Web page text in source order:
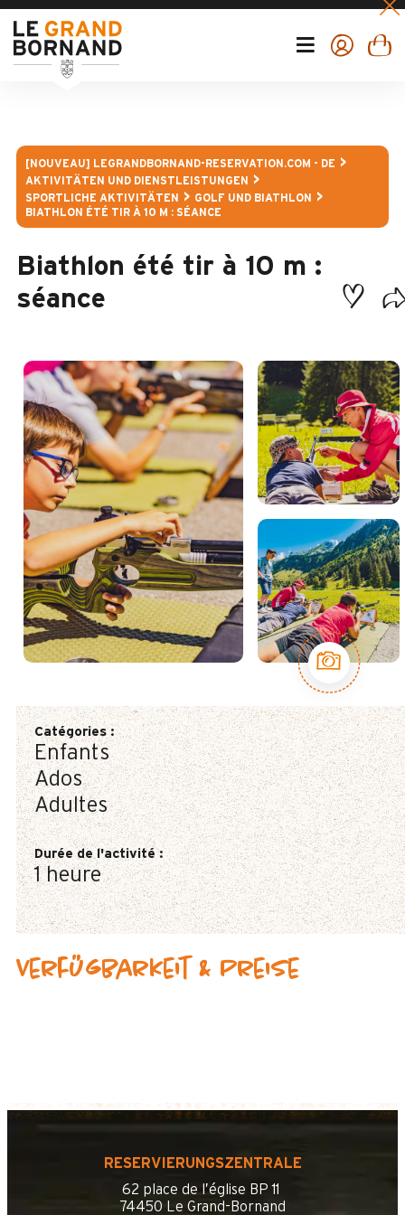
[NOUVEAU] LEGRANDBORNAND-RESERVATION.COM - DE
AKTIVITÄTEN UND DIENSTLEISTUNGEN
SPORTLICHE AKTIVITÄTEN
GOLF UND BIATHLON
BIATHLON ÉTÉ TIR À 10 M : SÉANCE
Biathlon été tir à 10 m :
séance
Catégories:
Enfants
Ados
Adultes
Durée de l'activité:
1 heure
Verfügbarkeit & Preise
RESERVIERUNGSZENTRALE
62 place de l’église BP 11
74450 Le Grand-Bornand